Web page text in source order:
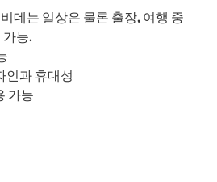
데는 일상은 물론 출장, 여행 중
가능.
인과 휴대성
가능